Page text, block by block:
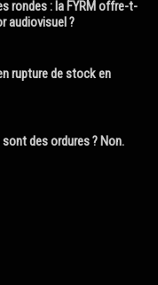
rondes : la FYRM offre-t-
audiovisuel ?
rupture de stock en
des ordures ? Non.